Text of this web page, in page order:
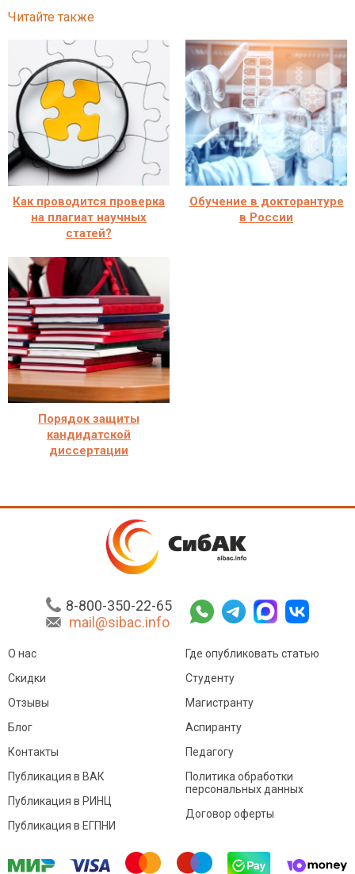
Читайте также
Как проводится проверка
на плагиат научных
статей?
Обучение в докторантуре
в России
Порядок защиты
кандидатской
диссертации
8-800-350-22-65
mail@sibac.info
О нас
Скидки
Отзывы
Блог
Контакты
Где опубликовать статью
Студенту
Магистранту
Аспиранту
Педагогу
Публикация в ВАК
Публикация в РИНЦ
Публикация в ЕГПНИ
Политика обработки
персональных данных
Договор оферты